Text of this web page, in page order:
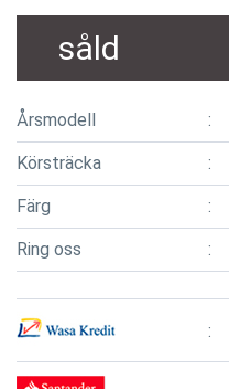
såld
Årsmodell
Körsträcka
Färg
Ring oss